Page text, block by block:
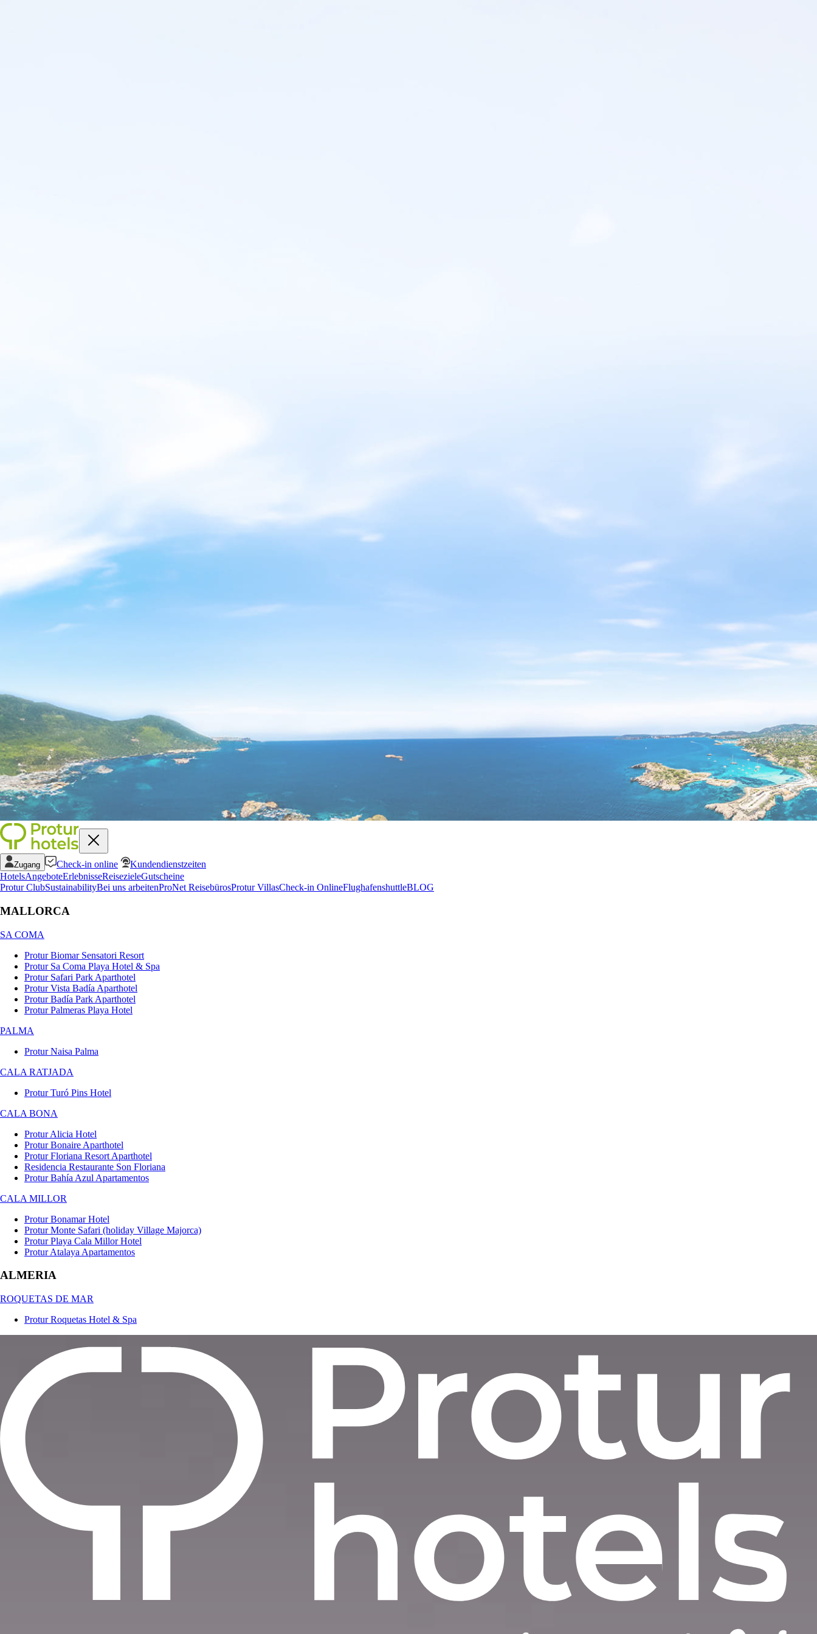
Zugang Check-in online
Kundendienstzeiten
HotelsAngeboteErlebnisseReisezieleGutscheine
Protur ClubSustainabilityBei uns arbeitenProNet ReisebürosProtur VillasCheck-in OnlineFlughafenshuttleBLOG
MALLORCA
SA COMA
Protur Biomar Sensatori Resort
Protur Sa Coma Playa Hotel & Spa
Protur Safari Park Aparthotel
Protur Vista Badía Aparthotel
Protur Badía Park Aparthotel
Protur Palmeras Playa Hotel
PALMA
Protur Naisa Palma
CALA RATJADA
Protur Turó Pins Hotel
CALA BONA
Protur Alicia Hotel
Protur Bonaire Aparthotel
Protur Floriana Resort Aparthotel
Residencia Restaurante Son Floriana
Protur Bahía Azul Apartamentos
CALA MILLOR
Protur Bonamar Hotel
Protur Monte Safari (holiday Village Majorca)
Protur Playa Cala Millor Hotel
Protur Atalaya Apartamentos
ALMERIA
ROQUETAS DE MAR
Protur Roquetas Hotel & Spa